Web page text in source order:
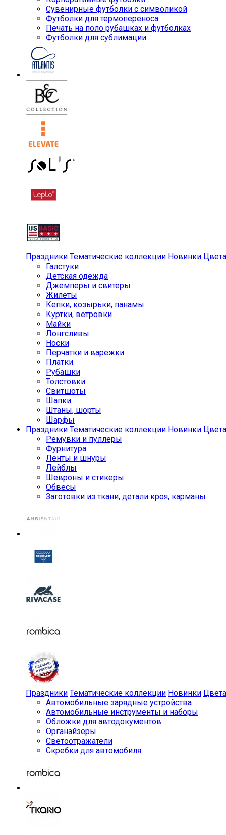
Сувенирные футболки с символикой
Футболки для термопереноса
Печать на поло рубашках и футболках
Футболки для сублимации
Праздники Тематические коллекции Новинки Цвета
Галстуки
Детская одежда
Джемперы и свитеры
Жилеты
Кепки, козырьки, панамы
Куртки, ветровки
Майки
Лонгсливы
Носки
Перчатки и варежки
Платки
Рубашки
Толстовки
Свитшоты
Шапки
Штаны, шорты
Шарфы
Праздники Тематические коллекции Новинки Цвета
Ремувки и пуллеры
Фурнитура
Ленты и шнуры
Лейблы
Шевроны и стикеры
Обвесы
Заготовки из ткани, детали кроя, карманы
Праздники Тематические коллекции Новинки Цвета
Автомобильные зарядные устройства
Автомобильные инструменты и наборы
Обложки для автодокументов
Органайзеры
Светоотражатели
Скребки для автомобиля